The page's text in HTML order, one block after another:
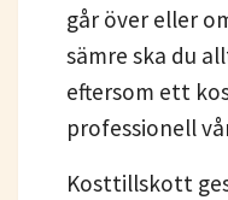
går över eller
sämre ska du
eftersom ett
professionell
Kosttillskott